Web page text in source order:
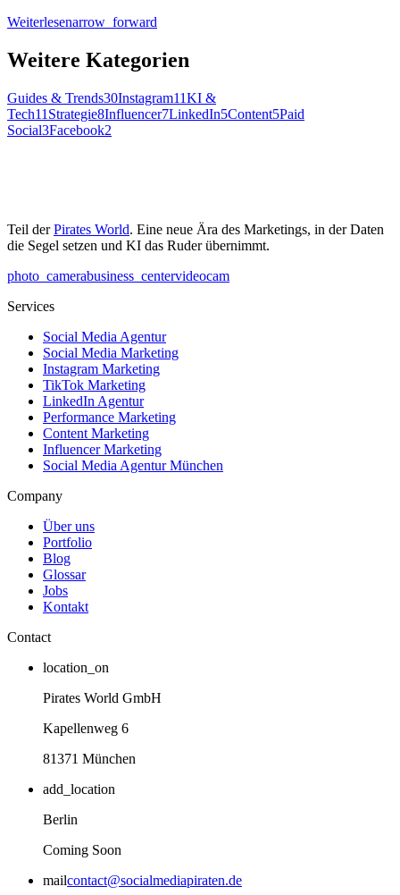
Weiterlesenarrow_forward
Weitere Kategorien
Guides & Trends30Instagram11KI &
Tech11 Strategie8Influencer7LinkedIn5Content5Paid
Social3Facebook2
Teil derPirates World. Eine neue Ära des Marketings, in der Daten
die Segel setzen und KI das Ruder übernimmt.
photo_camerabusiness_centervideocam
Services
Social Media Agentur
Social Media Marketing
Instagram Marketing
TikTok Marketing
LinkedIn Agentur
Performance Marketing
Content Marketing
Influencer Marketing
Social Media Agentur München
Company
Über uns
Portfolio
Blog
Glossar
Jobs
Kontakt
Contact
location_on
Pirates World GmbH
Kapellenweg 6
81371 München
add_location
Berlin
Coming Soon
mailcontact@socialmediapiraten.de